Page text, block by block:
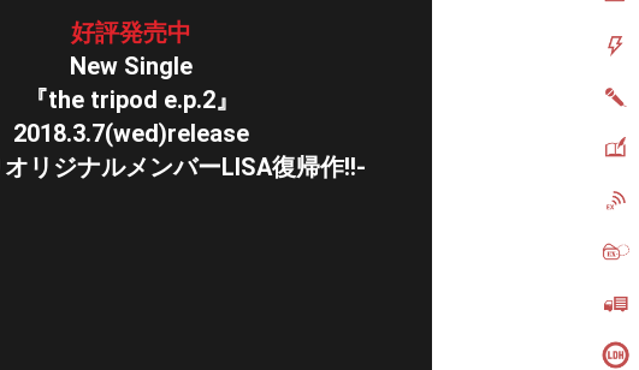
好評発売中
New Single
『the tripod e.p.2』
2018.3.7(wed)release
リジナルメンバーLISA復帰作!!-